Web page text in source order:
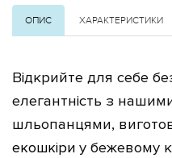
ОПИС ХАРАКТЕРИСТИКИ
Відкрийте для себе
елегантність з
шльопанцями,
екошкіри у бежевому